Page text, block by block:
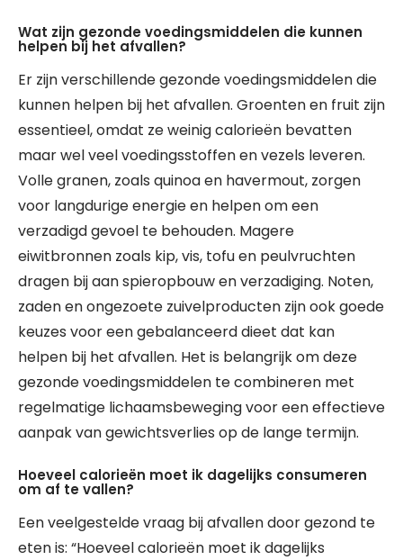
Wat zijn gezonde voedingsmiddelen die kunnen
helpen bij het afvallen?
Er zijn verschillende gezonde voedingsmiddelen die
kunnen helpen bij het afvallen. Groenten en fruit zijn
essentieel, omdat ze weinig calorieën bevatten
maar wel veel voedingsstoffen en vezels leveren.
Volle granen, zoals quinoa en havermout, zorgen
voor langdurige energie en helpen om een
verzadigd gevoel te behouden. Magere
eiwitbronnen zoals kip, vis, tofu en peulvruchten
dragen bij aan spieropbouw en verzadiging. Noten,
zaden en ongezoete zuivelproducten zijn ook goede
keuzes voor een gebalanceerd dieet dat kan
helpen bij het afvallen. Het is belangrijk om deze
gezonde voedingsmiddelen te combineren met
regelmatige lichaamsbeweging voor een effectieve
aanpak van gewichtsverlies op de lange termijn.
Hoeveel calorieën moet ik dagelijks consumeren
om af te vallen?
Een veelgestelde vraag bij afvallen door gezond te
eten is: “Hoeveel calorieën moet ik dagelijks